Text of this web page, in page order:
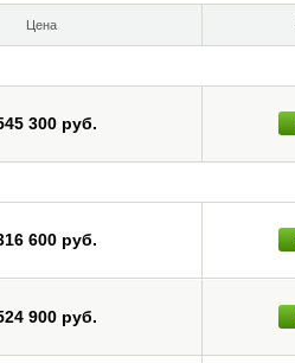
Цена
300 руб.
600 руб.
900 руб.